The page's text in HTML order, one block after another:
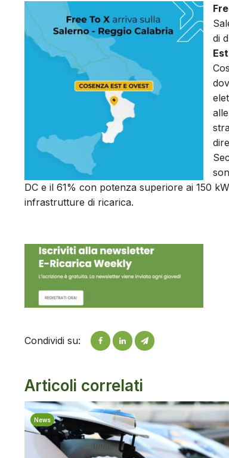
di
Est
DC e il 61% con potenza superiore ai 150
infrastrutture di ricarica.
Condividi su:
Articoli correlati
News